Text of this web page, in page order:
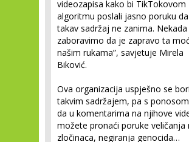
videozapisa kako bi TikTokovom
algoritmu poslali jasno poruku
takav sadržaj ne zanima. Nekada
zaboravimo da je zapravo ta
našim rukama”, savjetuje Mirela
Biković.
Ova organizacija uspješno se
takvim sadržajem, pa s
da u komentarima na njihove
možete pronaći poruke veličanja
zločinaca, negiranja genocida…